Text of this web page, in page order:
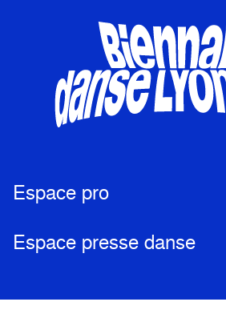
Espace pro
Espace presse danse